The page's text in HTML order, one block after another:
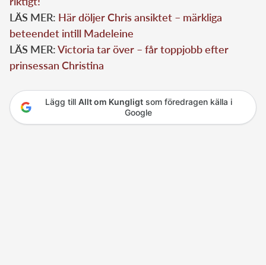
LÄS MER: Här döljer Chris ansiktet – märkliga
beteendet intill Madeleine
LÄS MER:Victoria tar över – får toppjobb efter
prinsessan Christina
Lägg till Allt om Kungligtsom föredragen källa i
Google